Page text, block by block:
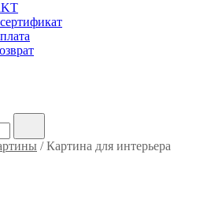
/ Картина для интерьера